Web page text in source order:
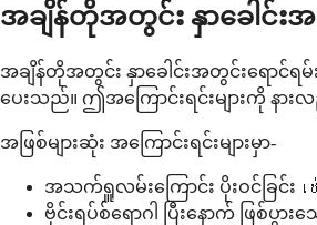
အချိန်တိုအတွင်း နှာခေါင်းအ
အချိန်တိုအတွင်း နှာခေါင်းအတွင်းရောင်
ပေးသည်။ ဤအကြောင်းရင်းများကို န
အဖြစ်များဆုံး အကြောင်းရင်းများမှာ-
အသက်ရှူလမ်းကြောင်း ပိုးဝင်ခြင်း
ဗိုင်းရပ်စ်ရောဂါ ပြီးနောက် ဖြစ်ပွာ